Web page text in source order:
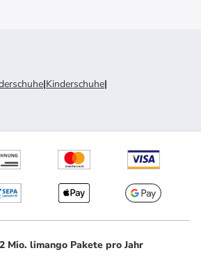
|Kinderschuhe|
Mio. limango Pakete pro Jahr